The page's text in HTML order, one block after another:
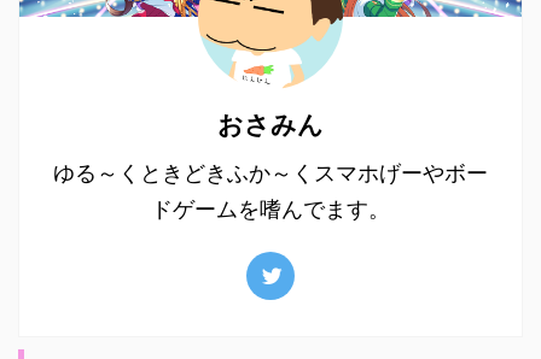
おさみん
ゆる～くときどきふか～くスマホげーやボー
ドゲームを嗜んでます。